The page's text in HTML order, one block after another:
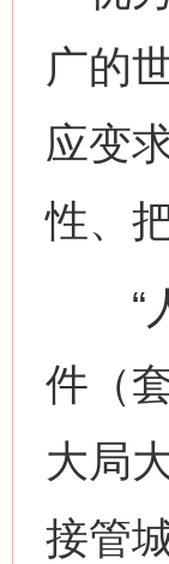
广的
应变
性、
“人
件（
大局
接管